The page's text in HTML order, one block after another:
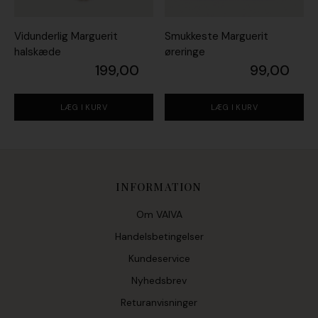
Vidunderlig Marguerit
halskæde
199,00
LÆG I KURV
Smukkeste Marguerit
øreringe
99,00
LÆG I KURV
INFORMATION
Om VAIVA
Handelsbetingelser
Kundeservice
Nyhedsbrev
Returanvisninger